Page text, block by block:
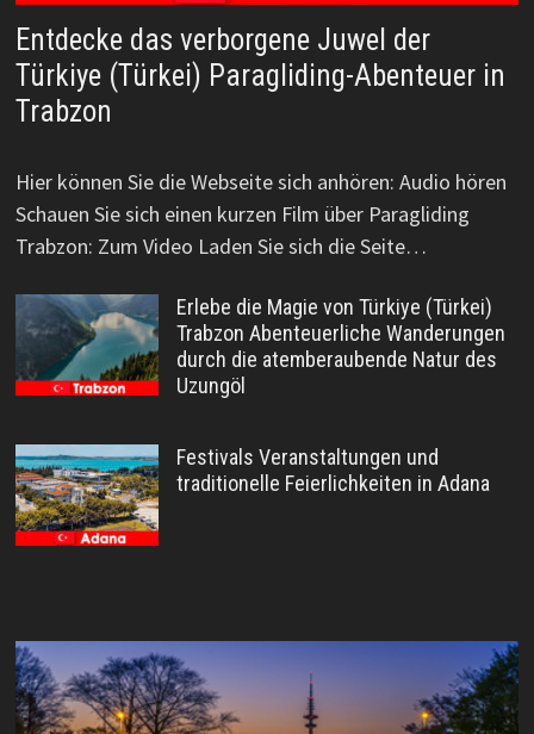
Entdecke das verborgene Juwel der
Türkiye (Türkei) Paragliding-Abenteuer in
Trabzon
Hier können Sie die Webseite sich anhören: Audio hören
Schauen Sie sich einen kurzen Film über Paragliding
Trabzon: Zum Video Laden Sie sich die Seite…
Erlebe die Magie von Türkiye (Türkei)
Trabzon Abenteuerliche Wanderungen
durch die atemberaubende Natur des
Uzungöl
Festivals Veranstaltungen und
traditionelle Feierlichkeiten in Adana